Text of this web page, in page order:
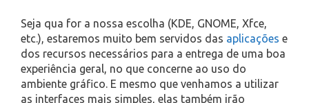
Seja qua for a nossa escolha (KDE, GNOME, Xfce,
etc.), estaremos muito bem servidos das aplicações e
dos recursos necessários para a entrega de uma boa
experiência geral, no que concerne ao uso do
ambiente gráfico. E mesmo que venhamos a utilizar
as interfaces mais simples, elas também irão